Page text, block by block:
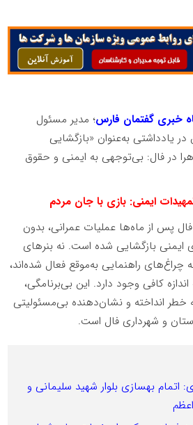
خبری گفتمان فارس؛ مدیر مسئول
یادداشتی به‌عنوان «بازگشایی
در فال: بی‌توجهی به ایمنی و حقوق
فال پس از ماه‌ها عملیات عمرانی، بدون
ایمنی بازگشایی شده است. نه بنرهای
راهنمایی به‌موقع فعال شده‌اند،
کافی وجود دارد. این بی‌برنامگی،
خطر انداخته و نشان‌دهنده بی‌مسئولیتی
و شهرداری فال است.
اتمام بهسازی بلوار شهید سلیمانی و